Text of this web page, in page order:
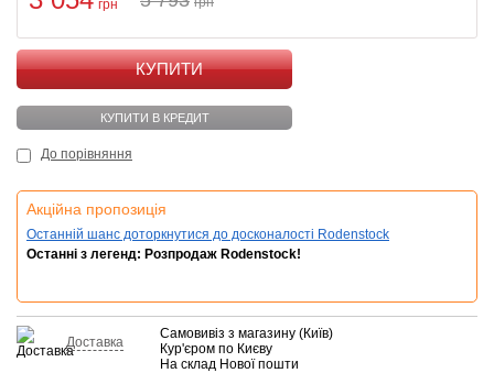
грн
КУПИТИ
КУПИТИ В КРЕДИТ
До порівняння
Акційна пропозиція
Останній шанс доторкнутися до досконалості Rodenstock
Останні з легенд: Розпродаж Rodenstock!
Доставка
Самовивіз з магазину (Київ)
Кур'єром по Києву
На склад Нової пошти